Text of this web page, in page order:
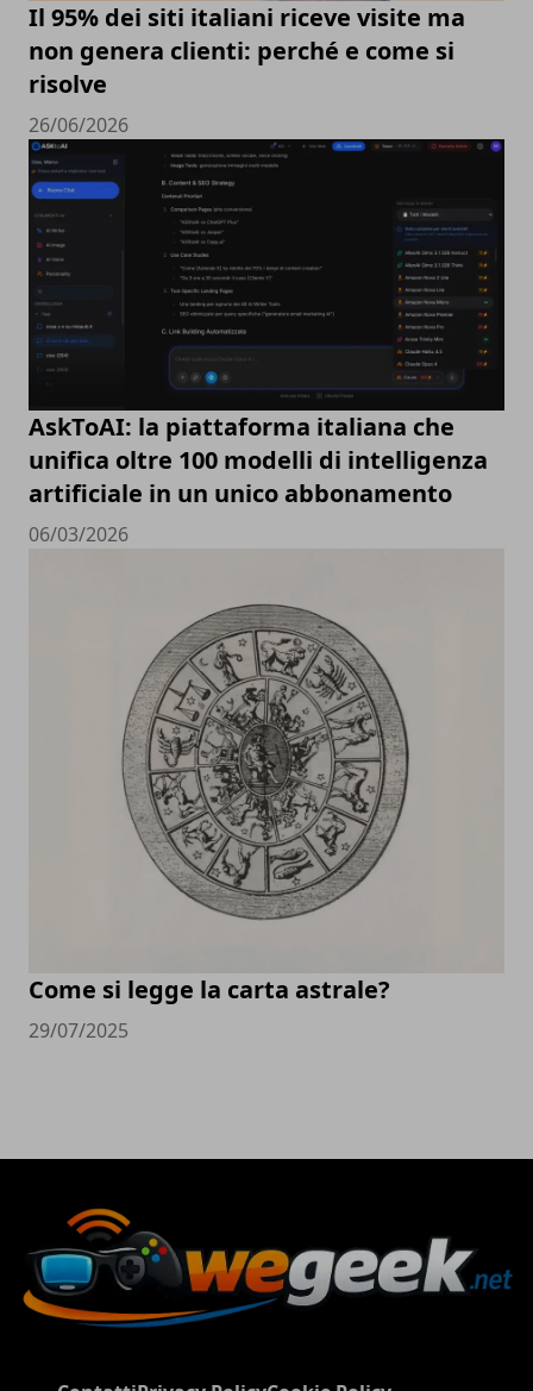
Il 95% dei siti italiani riceve visite ma
non genera clienti: perché e come si
risolve
26/06/2026
AskToAI: la piattaforma italiana che
unifica oltre 100 modelli di intelligenza
artificiale in un unico abbonamento
06/03/2026
Come si legge la carta astrale?
29/07/2025